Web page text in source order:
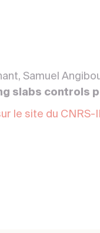
Samuel
slabs controls
le site du CNRS-